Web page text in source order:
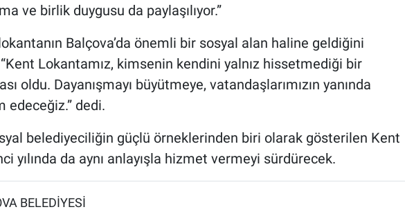
ve birlik duygusu da paylaşılıyor.”
Balçova’da önemli bir sosyal alan haline geldiğini
Lokantamız, kimsenin kendini yalnız hissetmediği bir
oldu. Dayanışmayı büyütmeye, vatandaşlarımızın yanında
edeceğiz.” dedi.
belediyeciliğin güçlü örneklerinden biri olarak gösterilen Kent
yılında da aynı anlayışla hizmet vermeyi sürdürecek.
BELEDİYESİ